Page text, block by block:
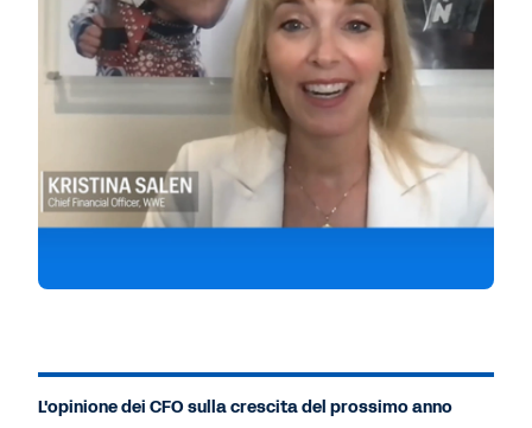
L'opinione dei CFO sulla crescita del prossimo anno